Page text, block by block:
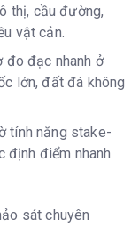
thị, cầu đường,
vật cản.
đo đạc nhanh ở
lớn, đất đá không
tính năng stake-
định điểm nhanh
sát chuyên